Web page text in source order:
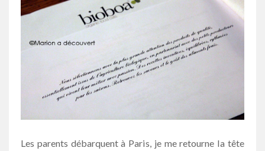
Les parents débarquent à Paris, je me retourne la tête